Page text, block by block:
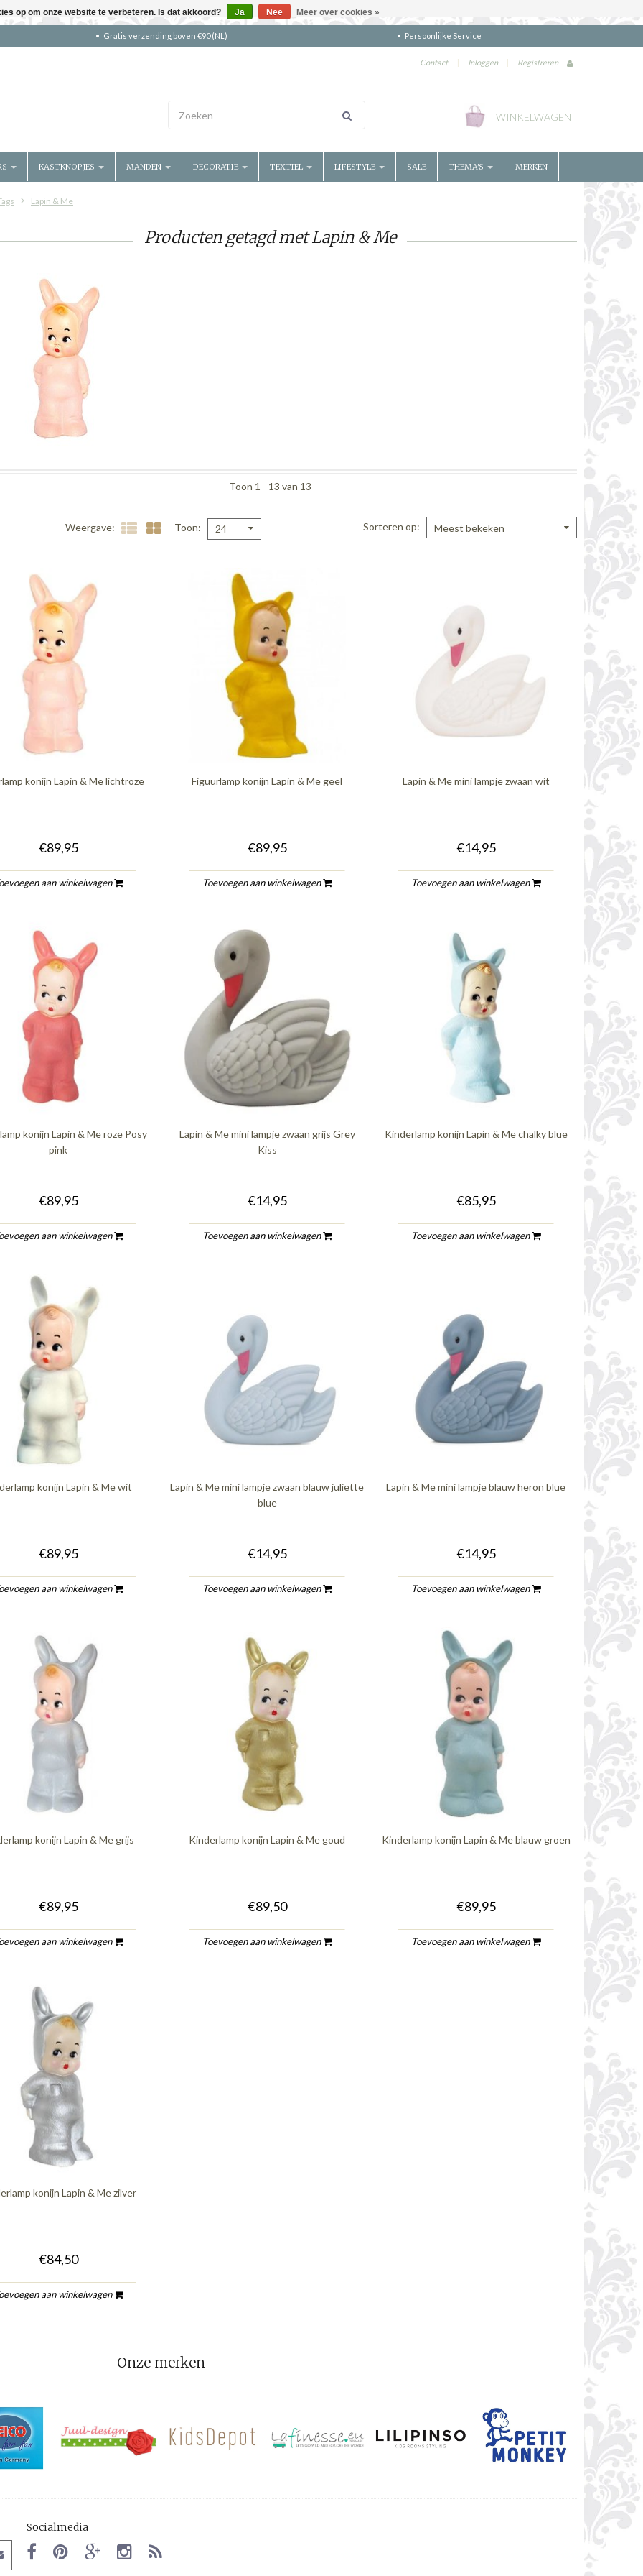
Gratis verzending boven €90 (NL) Persoonlijke Service
Contact | Inloggen | Registreren
WINKELWAGEN
KASTKNOPJES MANDEN DECORATIE TEXTIEL LIFESTYLE SALE THEMA'S MERKEN
Lapin & Me
Producten getagd met Lapin & Me
Toon 1 - 13 van 13
Weergave Toon 24 Sorteren op Meest bekeken
konijn Lapin & Me lichtroze
€89,95
aan winkelwagen
Figuurlamp konijn Lapin & Me geel
€89,95
Toevoegen aan winkelwagen
Lapin & Me mini lampje zwaan wit
€14,95
Toevoegen aan winkelwagen
konijn Lapin & Me roze Posy
pink
€89,95
aan winkelwagen
Lapin & Me mini lampje zwaan grijs Grey
Kiss
€14,95
Toevoegen aan winkelwagen
Kinderlamp konijn Lapin & Me chalky blue
€85,95
Toevoegen aan winkelwagen
konijn Lapin & Me wit
€89,95
aan winkelwagen
Lapin & Me mini lampje zwaan blauw juliette
blue
€14,95
Toevoegen aan winkelwagen
Lapin & Me mini lampje blauw heron blue
€14,95
Toevoegen aan winkelwagen
konijn Lapin & Me grijs
€89,95
aan winkelwagen
Kinderlamp konijn Lapin & Me goud
€89,50
Toevoegen aan winkelwagen
Kinderlamp konijn Lapin & Me blauw groen
€89,95
Toevoegen aan winkelwagen
konijn Lapin & Me zilver
€84,50
aan winkelwagen
Onze merken
Socialmedia
op om onze website te verbeteren. Is dat akkoord? Ja Nee Meer over cookies »